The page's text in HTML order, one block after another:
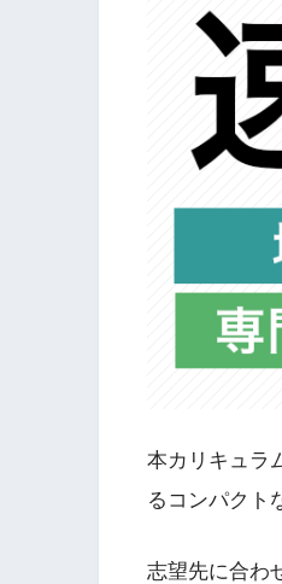
本カリキュラ
るコンパクト
志望先に合わ